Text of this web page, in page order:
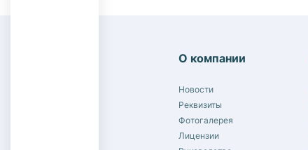
О компании
Новости
Реквизиты
Фотогалерея
Лицензии